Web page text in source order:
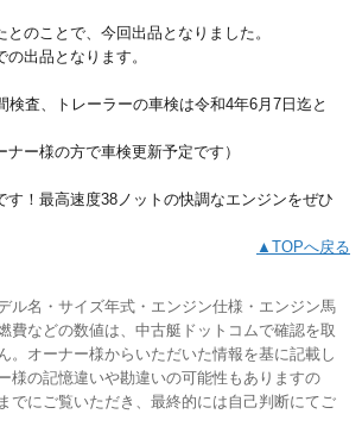
のことで、今回出品となりました。
の出品となります。
検査、トレーラーの車検は令和4年6月7日迄と
ナー様の方で車検更新予定です）
す！最高速度38ノットの快調なエンジンをぜひ
▲TOPへ戻る
ル名・サイズ年式・エンジン仕様・エンジン馬
費などの数値は、中古艇ドットコムで確認を取
。オーナー様からいただいた情報を基に記載し
様の記憶違いや勘違いの可能性もありますの
でにご覧いただき、最終的には自己判断にてご